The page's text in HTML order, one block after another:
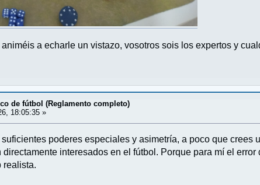
a echarle un vistazo, vosotros sois los expertos y
de fútbol (Reglamento completo)
18:05:35 »
poderes especiales y asimetría, a poco que crees
interesados en el fútbol. Porque para mí el error
realista.